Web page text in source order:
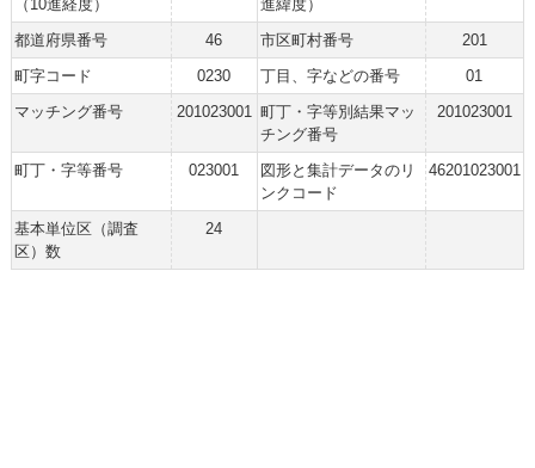
（10進経度）
進緯度）
都道府県番号 46 市区町村番号
201
町字コード
0230 丁目、字などの番号
01
マッチング番号
201023001 町丁・字等別結果マッ
チング番号
201023001
町丁・字等番号 023001
図形と集計データのリ
ンクコード
46201023001
基本単位区（調査
区）数
24